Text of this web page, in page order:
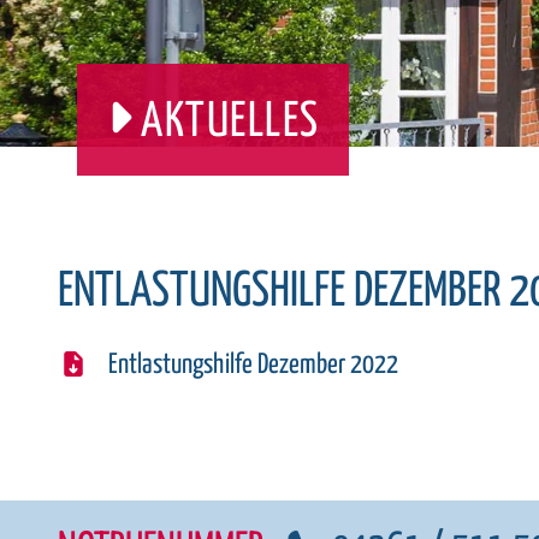
AKTUELLES
ENTLASTUNGSHILFE DEZEMBER
Entlastungshilfe Dezember 2022